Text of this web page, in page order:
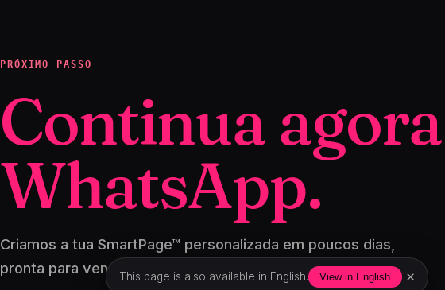
This page is also available in English. View in English ×
PRÓXIMO PASSO
Continua
WhatsApp.
Criamos a tua SmartPage™ personalizada em poucos dias,
pronta para vender.